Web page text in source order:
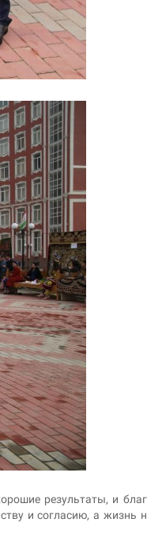
результаты, и
и согласию, а жизнь